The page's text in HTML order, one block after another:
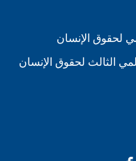
لحقوق الإنسان
الثالث لحقوق الإنسان